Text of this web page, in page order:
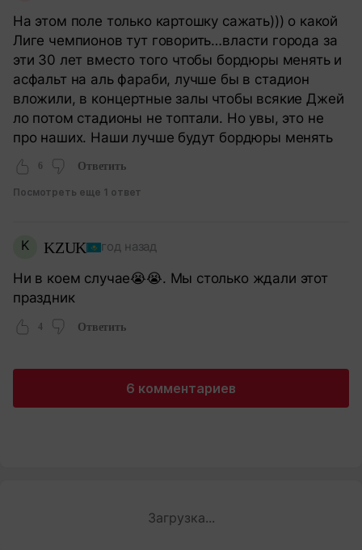
На этом поле только картошку сажать))) о какой
Лиге чемпионов тут говорить…власти города за
эти 30 лет вместо того чтобы бордюры менять и
асфальт на аль фараби, лучше бы в стадион
вложили, в концертные залы чтобы всякие Джей
ло потом стадионы не топтали. Но увы, это не
про наших. Наши лучше будут бордюры менять
6 Ответить
Посмотреть еще 1 ответ
K KZUK год назад
Ни в коем случае😭😭. Мы столько ждали этот
праздник
4 Ответить
6 комментариев
Загрузка...